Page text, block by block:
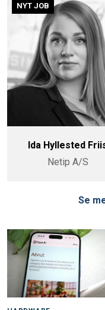
NYT JOB
Ida Hyllested
Netip A/S
Se